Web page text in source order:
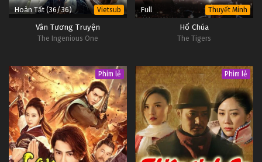
Hoàn Tất (36/36) Vietsub
Vân Tương Truyện
The Ingenious One
Full Thuyết Minh
Hổ Chúa
The Tigers
Phim lẻ Phim lẻ